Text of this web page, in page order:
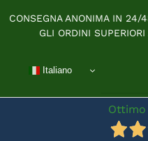
contenuto
CONSEGNA ANONIMA IN 24/
GLI ORDINI
Italiano
Ottimo